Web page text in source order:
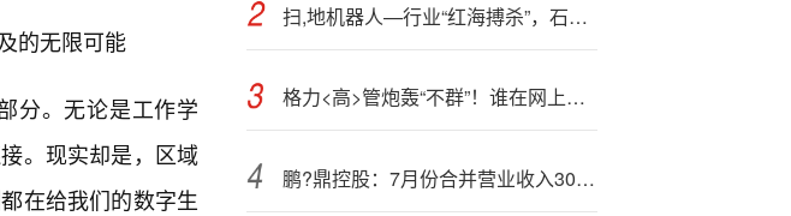
的无限可能
分。无论是工作学
。现实却是，区域
在给我们的数字生
扫,地机器人—行业“红海搏杀”，石头科技如何站稳高地
格力<高>管炮轰“不群”！谁在网上持续抹黑格力，谁就是不群
鹏?鼎控股：7月份合并营业收入300240万元